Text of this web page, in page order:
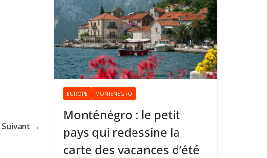
Suivant →
EUROPE MONTENEGRO
Monténégro : le petit
pays qui redessine la
carte des vacances d’été